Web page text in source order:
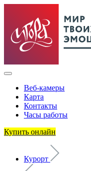
Веб-камеры
Карта
Контакты
Часы работы
Купить онлайн
Курорт